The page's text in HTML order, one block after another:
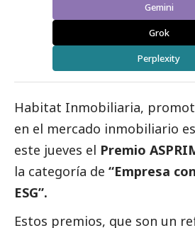
Gemini
Grok
Perplexity
Habitat Inmobiliaria,
en el mercado inmobiliario
este jueves el Premio
la categoría de “Empresa
ESG”.
Estos premios, que son un